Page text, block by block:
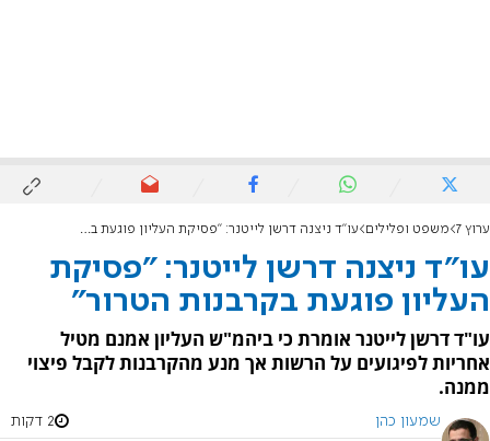
ערוץ 7 משפט ופלילים עו"ד ניצנה דרשן לייטנר: "פסיקת העליון פוגעת בקרבנות הטרור"
עו"ד ניצנה דרשן לייטנר: "פסיקת
העליון פוגעת בקרבנות הטרור"
עו"ד דרשן לייטנר אומרת כי ביהמ"ש העליון אמנם מטיל
אחריות לפיגועים על הרשות אך מנע מהקרבנות לקבל פיצוי
ממנה.
שמעון כהן 2 דקות